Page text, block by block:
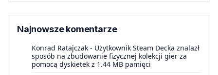
Najnowsze komentarze
Konrad Ratajczak - Użytkownik Steam Decka znalazł
sposób na zbudowanie fizycznej kolekcji gier za
pomocą dyskietek z 1.44 MB pamięci